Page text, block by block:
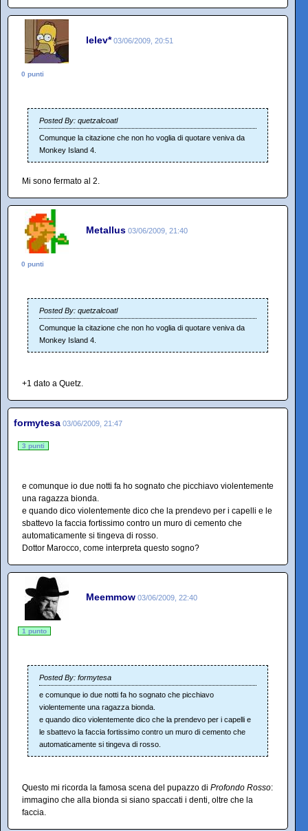
lelev* 03/06/2009, 20:51
0 punti
Posted By: quetzalcoatl
Comunque la citazione che non ho voglia di quotare veniva da
Monkey Island 4.
Mi sono fermato al 2.
Metallus 03/06/2009, 21:40
0 punti
Posted By: quetzalcoatl
Comunque la citazione che non ho voglia di quotare veniva da
Monkey Island 4.
+1 dato a Quetz.
formytesa 03/06/2009, 21:47
3 punti
e comunque io due notti fa ho sognato che picchiavo violentemente
una ragazza bionda.
e quando dico violentemente dico che la prendevo per i capelli e le
sbattevo la faccia fortissimo contro un muro di cemento che
automaticamente si tingeva di rosso.
Dottor Marocco, come interpreta questo sogno?
Meemmow 03/06/2009, 22:40
1 punto
Posted By: formytesa
e comunque io due notti fa ho sognato che picchiavo
violentemente una ragazza bionda.
e quando dico violentemente dico che la prendevo per i capelli e
le sbattevo la faccia fortissimo contro un muro di cemento che
automaticamente si tingeva di rosso.
Questo mi ricorda la famosa scena del pupazzo di Profondo Rosso:
immagino che alla bionda si siano spaccati i denti, oltre che la
faccia.